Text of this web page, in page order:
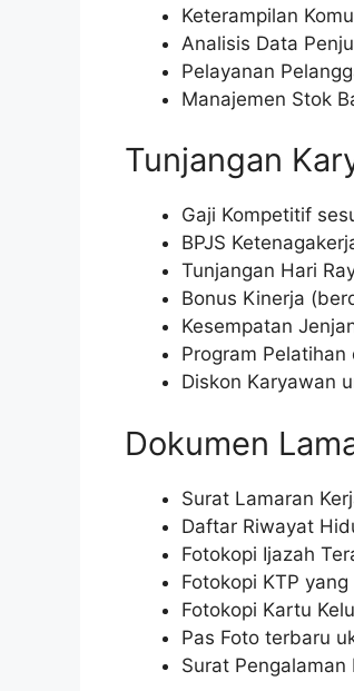
Keterampilan
Analisis Data
Pelayanan
Manajemen Stok
Tunjangan
Gaji Kompetitif
BPJS
Tunjangan Hari
Bonus Kinerja
Kesempatan
Program
Diskon Karyawan
Dokumen
Surat Lamaran
Daftar Riwayat
Fotokopi Ijazah
Fotokopi KTP
Fotokopi Kartu
Pas Foto terbaru
Surat